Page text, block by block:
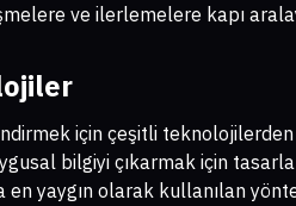
ve ilerlemelere kapı
için çeşitli
bilgiyi çıkarmak için
en yaygın olarak kullanılan